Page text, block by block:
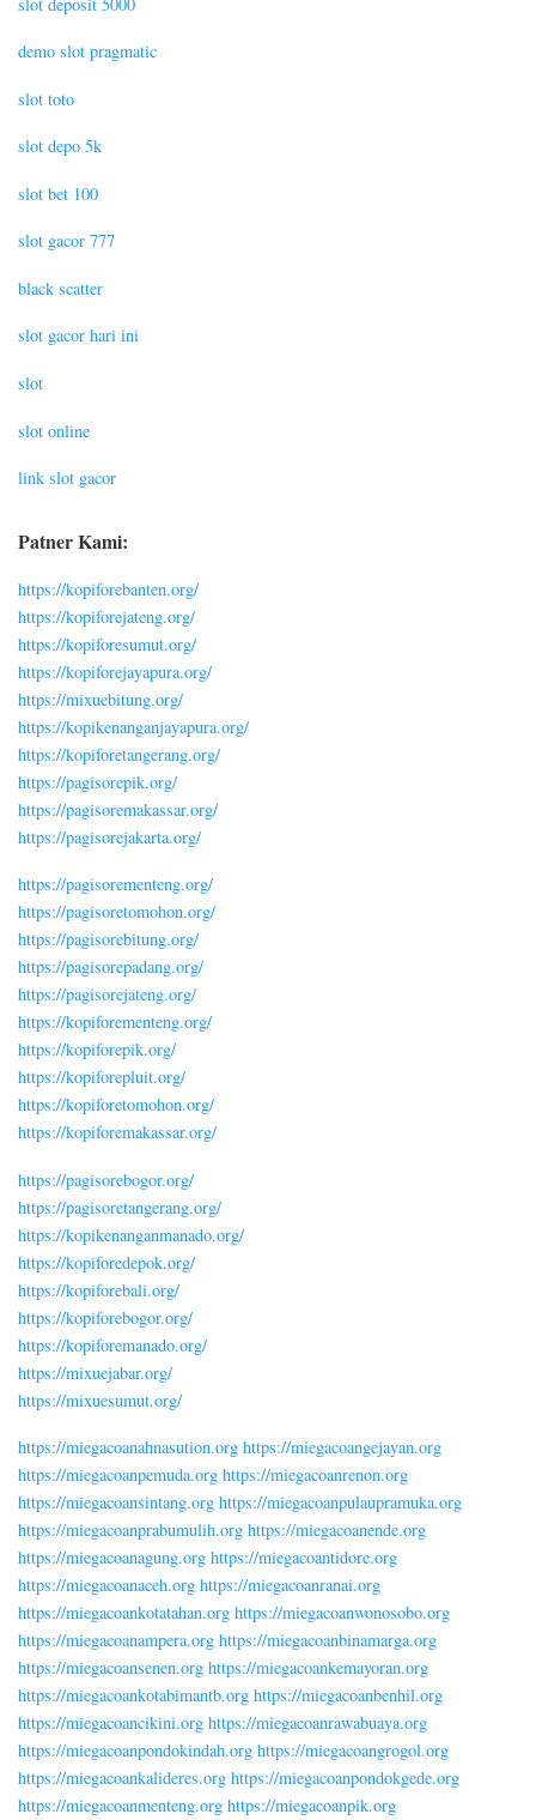
demo slot pragmatic
slot toto
slot depo 5k
slot bet 100
slot gacor 777
black scatter
slot gacor hari ini
slot
slot online
link slot gacor
Patner Kami:
https://kopiforebanten.org/
https://kopiforejateng.org/
https://kopiforesumut.org/
https://kopiforejayapura.org/
https://mixuebitung.org/
https://kopikenanganjayapura.org/
https://kopiforetangerang.org/
https://pagisorepik.org/
https://pagisoremakassar.org/
https://pagisorejakarta.org/
https://pagisorementeng.org/
https://pagisoretomohon.org/
https://pagisorebitung.org/
https://pagisorepadang.org/
https://pagisorejateng.org/
https://kopiforementeng.org/
https://kopiforepik.org/
https://kopiforepluit.org/
https://kopiforetomohon.org/
https://kopiforemakassar.org/
https://pagisorebogor.org/
https://pagisoretangerang.org/
https://kopikenanganmanado.org/
https://kopiforedepok.org/
https://kopiforebali.org/
https://kopiforebogor.org/
https://kopiforemanado.org/
https://mixuejabar.org/
https://mixuesumut.org/
https://miegacoanahnasution.org https://miegacoangejayan.org
https://miegacoanpemuda.org https://miegacoanrenon.org
https://miegacoansintang.org https://miegacoanpulaupramuka.org
https://miegacoanprabumulih.org https://miegacoanende.org
https://miegacoanagung.org https://miegacoantidore.org
https://miegacoanaceh.org https://miegacoanranai.org
https://miegacoankotatahan.org https://miegacoanwonosobo.org
https://miegacoanampera.org https://miegacoanbinamarga.org
https://miegacoansenen.org https://miegacoankemayoran.org
https://miegacoankotabimantb.org https://miegacoanbenhil.org
https://miegacoancikini.org https://miegacoanrawabuaya.org
https://miegacoanpondokindah.org https://miegacoangrogol.org
https://miegacoankalideres.org https://miegacoanpondokgede.org
https://miegacoanmenteng.org https://miegacoanpik.org